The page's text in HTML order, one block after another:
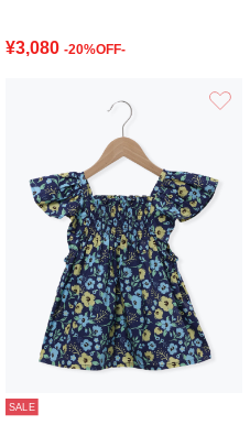
¥3,080 -20%OFF-
SALE